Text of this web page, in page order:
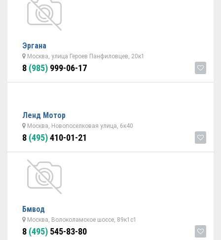
Эргана
Москва, улица Героев Панфиловцев, 20к1
8 (985) 999-06-17
Ленд Мотор
Москва, Новопоселковая улица, 6к40
8 (495)410-01-21
Бмвод
Москва, Волоколамское шоссе, 89к1с1
8 (495) 545-83-80